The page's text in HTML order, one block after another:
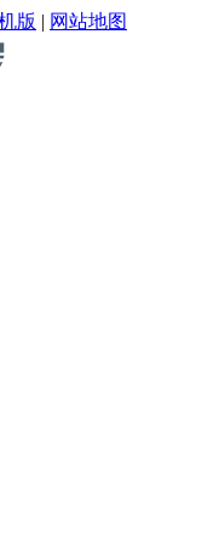
版 | 网站地图